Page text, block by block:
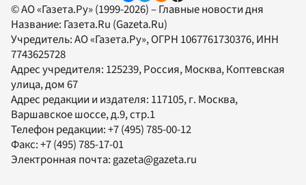
© АО «Газета.Ру» (1999-2026) – Главные новости дня
Название: Газета.Ru (Gazeta.Ru)
Учредитель:АО «Газета.Ру», ОГРН 1067761730376, ИНН
7743625728
Адрес учредителя: 125239, Россия, Москва, Коптевская
улица, дом 67
Адрес редакции и издателя: 117105, г. Москва,
Варшавское шоссе, д.9, стр.1
Телефон редакции:+7 (495) 785-00-12
Факс:+7 (495) 785-17-01
Электронная почта: gazeta@gazeta.ru